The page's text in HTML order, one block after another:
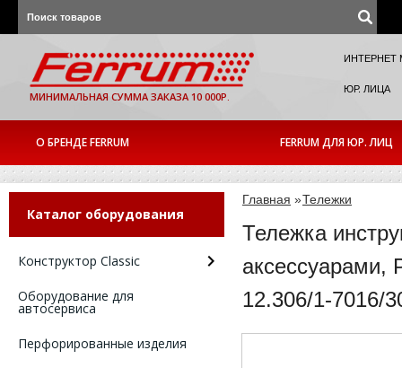
МИНИМАЛЬНАЯ СУММА ЗАКАЗА 10 000Р.
ИНТЕРНЕТ
ЮР. ЛИЦА
О БРЕНДЕ FERRUM FERRUM ДЛЯ ЮР. ЛИЦ
Каталог оборудования
Конструктор Classic
Оборудование для
автосервиса
Перфорированные изделия
Главная »Тележки
Тележка
аксессуарами,
12.306/1-7016/